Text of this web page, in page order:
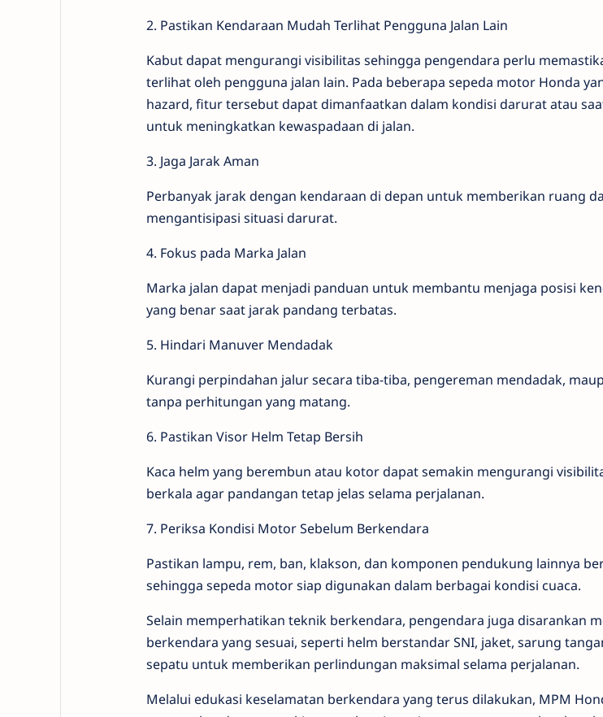
2. Pastikan Kendaraan Mudah Terlihat Pengguna Jalan Lain
Kabut dapat mengurangi visibilitas sehingga pengendara perlu
terlihat oleh pengguna jalan lain. Pada beberapa sepeda motor Honda
hazard, fitur tersebut dapat dimanfaatkan dalam kondisi darurat atau
untuk meningkatkan kewaspadaan di jalan.
3. Jaga Jarak Aman
Perbanyak jarak dengan kendaraan di depan untuk memberikan ruang
mengantisipasi situasi darurat.
4. Fokus pada Marka Jalan
Marka jalan dapat menjadi panduan untuk membantu menjaga posisi
yang benar saat jarak pandang terbatas.
5. Hindari Manuver Mendadak
Kurangi perpindahan jalur secara tiba-tiba, pengereman mendadak,
tanpa perhitungan yang matang.
6. Pastikan Visor Helm Tetap Bersih
Kaca helm yang berembun atau kotor dapat semakin mengurangi
berkala agar pandangan tetap jelas selama perjalanan.
7. Periksa Kondisi Motor Sebelum Berkendara
Pastikan lampu, rem, ban, klakson, dan komponen pendukung lainnya
sehingga sepeda motor siap digunakan dalam berbagai kondisi cuaca.
Selain memperhatikan teknik berkendara, pengendara juga disarankan
berkendara yang sesuai, seperti helm berstandar SNI, jaket, sarung
sepatu untuk memberikan perlindungan maksimal selama perjalanan.
Melalui edukasi keselamatan berkendara yang terus dilakukan, MPM